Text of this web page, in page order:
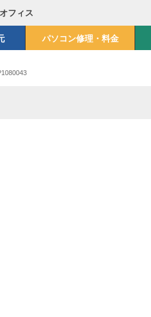
フィス
パソコン修理・料金